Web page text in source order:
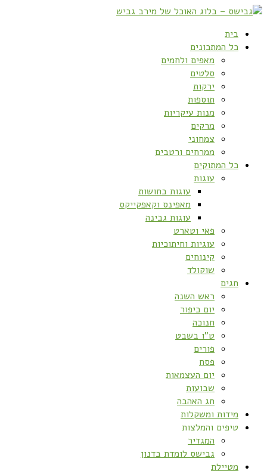
בית
כל המתכונים
מאפים ולחמים
סלטים
ירקות
תוספות
מנות עיקריות
מרקים
צמחוני
ממרחים ורטבים
כל המתוקים
עוגות
עוגות בחושות
מאפינס וקאפקייקס
עוגות גבינה
פאי וטארט
עוגיות וחיתוכיות
קינוחים
שוקולד
חגים
ראש השנה
יום כיפור
חנוכה
ט”ו בשבט
פורים
פסח
יום העצמאות
שבועות
חג האהבה
מידות ומשקלות
טיפים והמלצות
המגדיר
גבישס לומדת בדנון
מטיילת